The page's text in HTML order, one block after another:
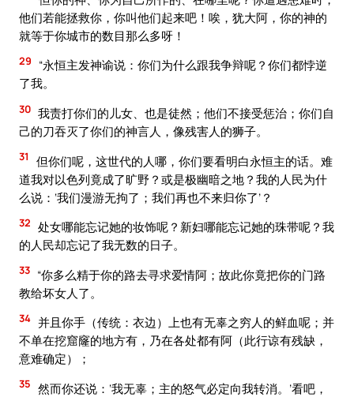
他们若能拯救你，你叫他们起来吧！唉，犹大阿，你的神的
就等于你城市的数目那么多呀！
29
“永恒主发神谕说：你们为什么跟我争辩呢？你们都悖逆
了我。
30 我责打你们的儿女、也是徒然；他们不接受惩治；你们自
己的刀吞灭了你们的神言人，像残害人的狮子。
31
但你们呢，这世代的人哪，你们要看明白永恒主的话。难
道我对以色列竟成了旷野？或是极幽暗之地？我的人民为什
么说：‘我们漫游无拘了；我们再也不来归你了’？
32 处女哪能忘记她的妆饰呢？新妇哪能忘记她的珠带呢？我
的人民却忘记了我无数的日子。
33 “你多么精于你的路去寻求爱情阿；故此你竟把你的门路
教给坏女人了。
34 并且你手（传统：衣边）上也有无辜之穷人的鲜血呢；并
不单在挖窟窿的地方有，乃在各处都有阿（此行谅有残缺，
意难确定）；
35 然而你还说：‘我无辜；主的怒气必定向我转消。’看吧，